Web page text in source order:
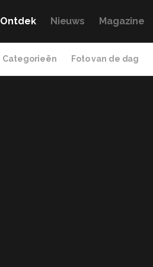
Ontdek Nieuws Magazine
Categorieën Foto van de dag